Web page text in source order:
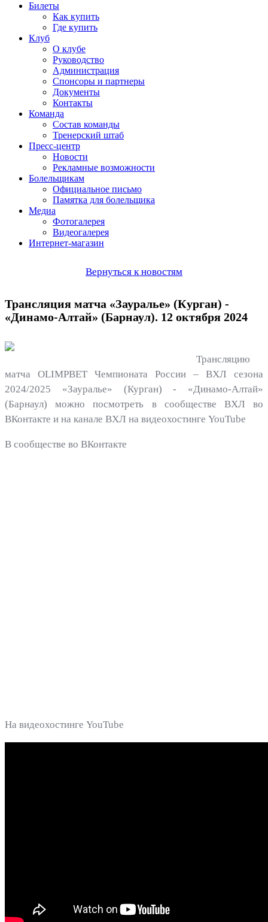
Билеты
Как купить
Где купить
Клуб
О клубе
Руководство
Администрация
Спонсоры и партнеры
Документы
Контакты
Команда
Состав команды
Тренерский штаб
Пресс-центр
Новости
Рекламные возможности
Болельщикам
Официальное письмо
Памятка для болельщика
Медиа
Фотогалерея
Видеогалерея
Интернет-магазин
Вернуться к новостям
Трансляция матча «Зауралье» (Курган) -
«Динамо-Алтай» (Барнаул). 12 октября 2024
Трансляцию
матча OLIMPBET Чемпионата России – ВХЛ сезона
2024/2025 «Зауралье» (Курган) - «Динамо-Алтай»
(Барнаул) можно посмотреть в сообществе ВХЛ во
ВКонтакте и на канале ВХЛ на видеохостинге YouTube
В сообществе во ВКонтакте
На видеохостинге YouTube